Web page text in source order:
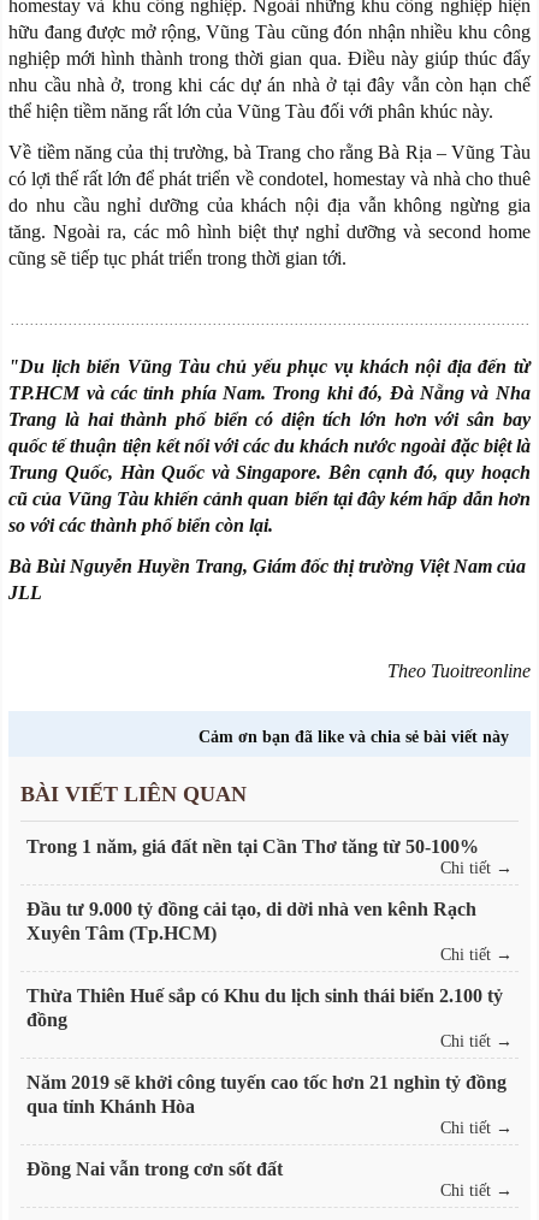
homestay và khu công nghiệp. Ngoài những khu công nghiệp hiện
hữu đang được mở rộng, Vũng Tàu cũng đón nhận nhiều khu công
nghiệp mới hình thành trong thời gian qua. Điều này giúp thúc đẩy
nhu cầu nhà ở, trong khi các dự án nhà ở tại đây vẫn còn hạn chế
thể hiện tiềm năng rất lớn của Vũng Tàu đối với phân khúc này.
Về tiềm năng của thị trường, bà Trang cho rằng Bà Rịa – Vũng Tàu
có lợi thế rất lớn để phát triển về condotel, homestay và nhà cho thuê
do nhu cầu nghỉ dưỡng của khách nội địa vẫn không ngừng gia
tăng. Ngoài ra, các mô hình biệt thự nghỉ dưỡng và second home
cũng sẽ tiếp tục phát triển trong thời gian tới.
"Du lịch biển Vũng Tàu chủ yếu phục vụ khách nội địa đến từ
TP.HCM và các tỉnh phía Nam. Trong khi đó, Đà Nẵng và Nha
Trang là hai thành phố biển có diện tích lớn hơn với sân bay
quốc tế thuận tiện kết nối với các du khách nước ngoài đặc biệt là
Trung Quốc, Hàn Quốc và Singapore. Bên cạnh đó, quy hoạch
cũ của Vũng Tàu khiến cảnh quan biển tại đây kém hấp dẫn hơn
so với các thành phố biển còn lại.
Bà Bùi Nguyễn Huyền Trang, Giám đốc thị trường Việt Nam của
JLL
Theo Tuoitreonline
Cảm ơn bạn đã like và chia sẻ bài viết này
BÀI VIẾT LIÊN QUAN
Trong 1 năm, giá đất nền tại Cần Thơ tăng từ 50-100%
Chi tiết →
Đầu tư 9.000 tỷ đồng cải tạo, di dời nhà ven kênh Rạch
Xuyên Tâm (Tp.HCM)
Chi tiết →
Thừa Thiên Huế sắp có Khu du lịch sinh thái biển 2.100 tỷ
đồng
Chi tiết →
Năm 2019 sẽ khởi công tuyến cao tốc hơn 21 nghìn tỷ đồng
qua tỉnh Khánh Hòa
Chi tiết →
Đồng Nai vẫn trong cơn sốt đất
Chi tiết →